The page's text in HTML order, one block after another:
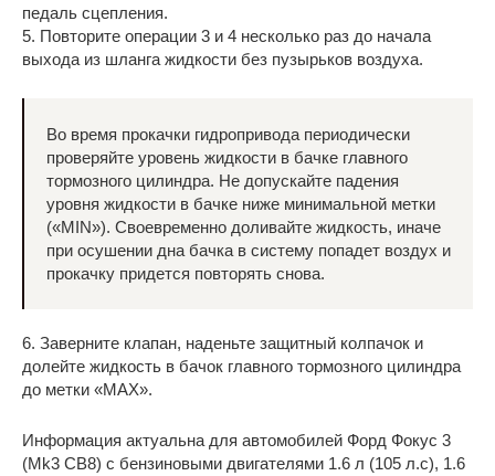
педаль сцепления.
5. Повторите операции 3 и 4 несколько раз до начала
выхода из шланга жидкости без пузырьков воздуха.
Во время прокачки гидропривода периодически
проверяйте уровень жидкости в бачке главного
тормозного цилиндра. Не допускайте падения
уровня жидкости в бачке ниже минимальной метки
(«MIN»). Своевременно доливайте жидкость, иначе
при осушении дна бачка в систему попадет воздух и
прокачку придется повторять снова.
6. Заверните клапан, наденьте защитный колпачок и
долейте жидкость в бачок главного тормозного цилиндра
до метки «МАХ».
Информация актуальна для автомобилей Форд Фокус 3
(Mk3 CB8) с бензиновыми двигателями 1.6 л (105 л.с), 1.6